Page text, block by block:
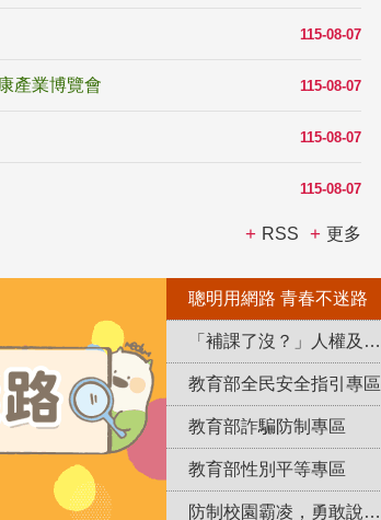
115-08-07
115-08-07
產業博覽會
115-08-07
115-08-07
RSS 更多
聰明用網路 青春不迷路
「補課了沒？」人權及轉型正義教育專區
教育部全民安全指引專區
教育部詐騙防制專區
教育部性別平等專區
防制校園霸凌，勇敢說出來！